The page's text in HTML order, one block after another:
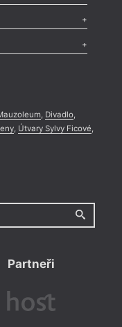
, Divadlo,
, Útvary Sylvy Ficové
Partneři